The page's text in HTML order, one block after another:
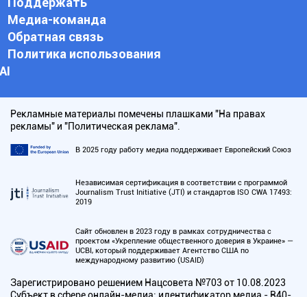
Медиа-команда
Обратная связь
Политика использования
АI
Рекламные материалы помечены плашками "На правах
рекламы" и "Политическая реклама".
В 2025 году работу медиа поддерживает Европейский Союз
Независимая сертификация в соответствии с программой
Journalism Trust Initiative (JTI) и стандартов ISO CWA 17493:
2019
Сайт обновлен в 2023 году в рамках сотрудничества с
проектом «Укрепление общественного доверия в Украине» —
UCBI, который поддерживает Агентство США по
международному развитию (USAID)
Зарегистрировано решением Нацсовета №703 от 10.08.2023